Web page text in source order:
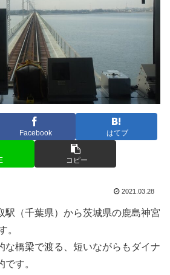
Facebook はてブ
コピー
2021.03.28
駅（千葉県）から茨城県の鹿島神宮
。
な橋梁で渡る、短いながらもダイナ
す。